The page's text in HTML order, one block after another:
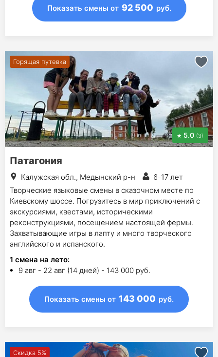
Показать смены от 92 500 руб.
Горящая путевка
5.0 (3)
Патагония
Калужская обл., Медынский р-н
6-17 лет
Творческие языковые смены в сказочном месте по
Киевскому шоссе. Погрузитесь в мир приключений с
экскурсиями, квестами, историческими
реконструкциями, посещением настоящей фермы.
Захватывающие игры в лапту и много творческого
английского и испанского.
1 смена на лето:
9 авг - 22 авг (14 дней) - 143 000 руб.
Показать смены от 143 000 руб.
Скидка 5%